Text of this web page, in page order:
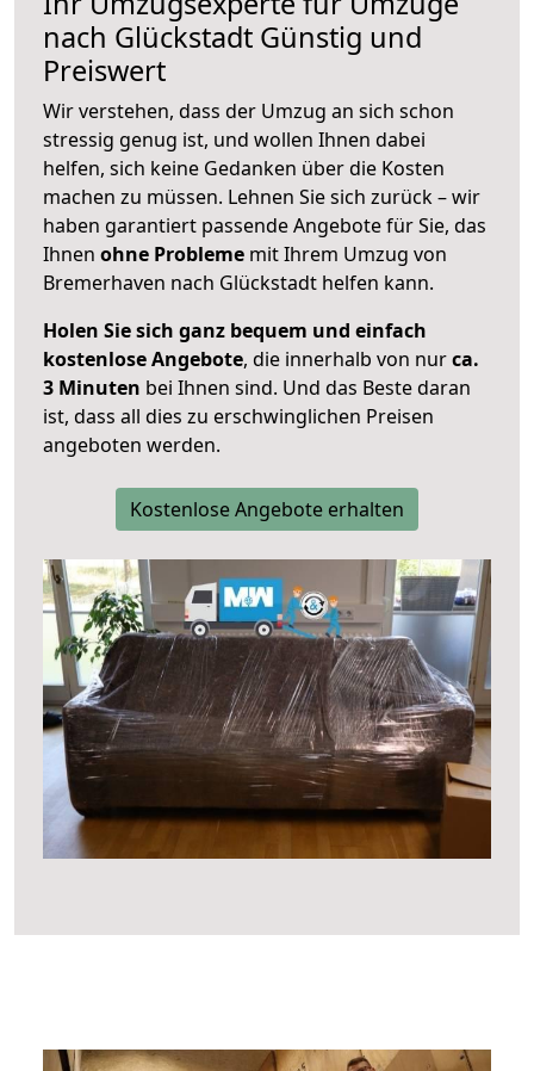
nach Glückstadt Günstig und
Preiswert
Wir verstehen, dass der Umzug an sich schon
stressig genug ist, und wollen Ihnen dabei
helfen, sich keine Gedanken über die Kosten
machen zu müssen. Lehnen Sie sich zurück – wir
haben garantiert passende Angebote für Sie, das
Ihnen ohne Probleme mit Ihrem Umzug von
Bremerhaven nach Glückstadt helfen kann.
Holen Sie sich ganz bequem und einfach
kostenlose Angebote, die innerhalb von nurca.
3 Minuten bei Ihnen sind. Und das Beste daran
ist, dass all dies zu erschwinglichen Preisen
angeboten werden.
Kostenlose Angebote erhalten